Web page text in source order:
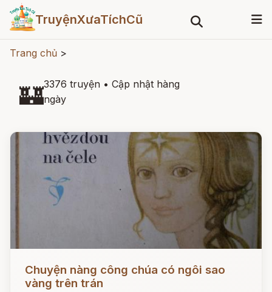
TruyệnXưaTíchCũ
Trang chủ >
🏰3376 truyện • Cập nhật hàng
ngày
Chuyện nàng công chúa có ngôi sao
vàng trên trán